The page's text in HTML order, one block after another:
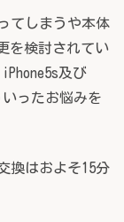
てしまうや本体
を検討されてい
及び
ったお悩みを
換はおよそ15分